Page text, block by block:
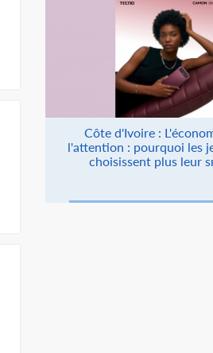
Côte d'Ivoire :
l'attention : pourquoi les
choisissent plus leur